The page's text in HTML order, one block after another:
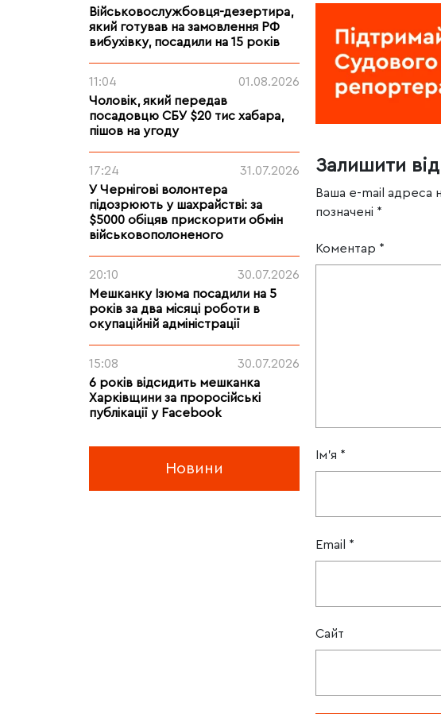
Військовослужбовця-дезертира,
який готував на замовлення РФ
вибухівку, посадили на 15 років
11:04
01.08.2026
Чоловік, який передав
посадовцю СБУ $20 тис хабара,
пішов на угоду
17:24
31.07.2026
У Чернігові волонтера
підозрюють у шахрайстві: за
$5000 обіцяв прискорити обмін
військовополоненого
20:10
30.07.2026
Мешканку Ізюма посадили на 5
років за два місяці роботи в
окупаційній адміністрації
15:08
30.07.2026
6 років відсидить мешканка
Харківщини за проросійські
публікації у Facebook
Новини
Залишити
Ваша e-mail адреса
позначені *
Коментар *
Ім'я *
Email *
Сайт